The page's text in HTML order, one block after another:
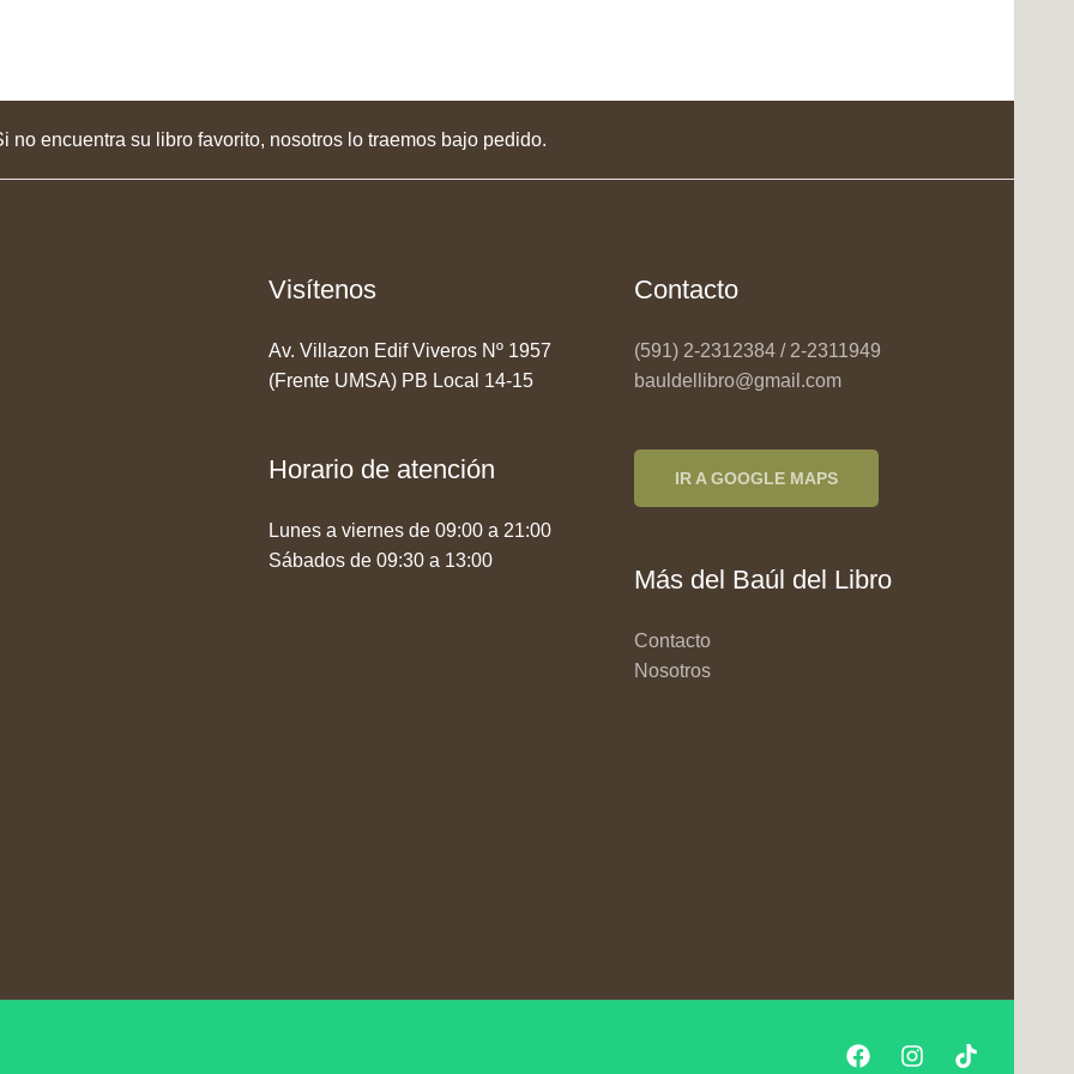
no encuentra su libro favorito, nosotros lo traemos bajo pedido.
Visítenos
Av. Villazon Edif Viveros Nº 1957
(Frente UMSA) PB Local 14-15
Horario de atención
Lunes a viernes de 09:00 a 21:00
Sábados de 09:30 a 13:00
Contacto
(591) 2-2312384 / 2-2311949
bauldellibro@gmail.com
IR A GOOGLE MAPS
Más del Baúl del Libro
Contacto
Nosotros